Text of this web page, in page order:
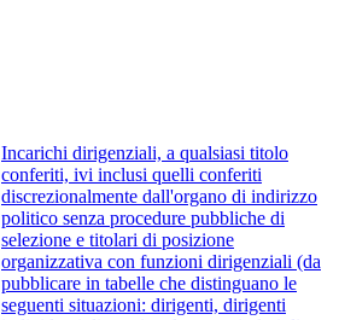
Incarichi dirigenziali, a qualsiasi titolo
conferiti, ivi inclusi quelli conferiti
discrezionalmente dall'organo di indirizzo
politico senza procedure pubbliche di
selezione e titolari di posizione
organizzativa con funzioni dirigenziali (da
pubblicare in tabelle che distinguano le
seguenti situazioni: dirigenti, dirigenti